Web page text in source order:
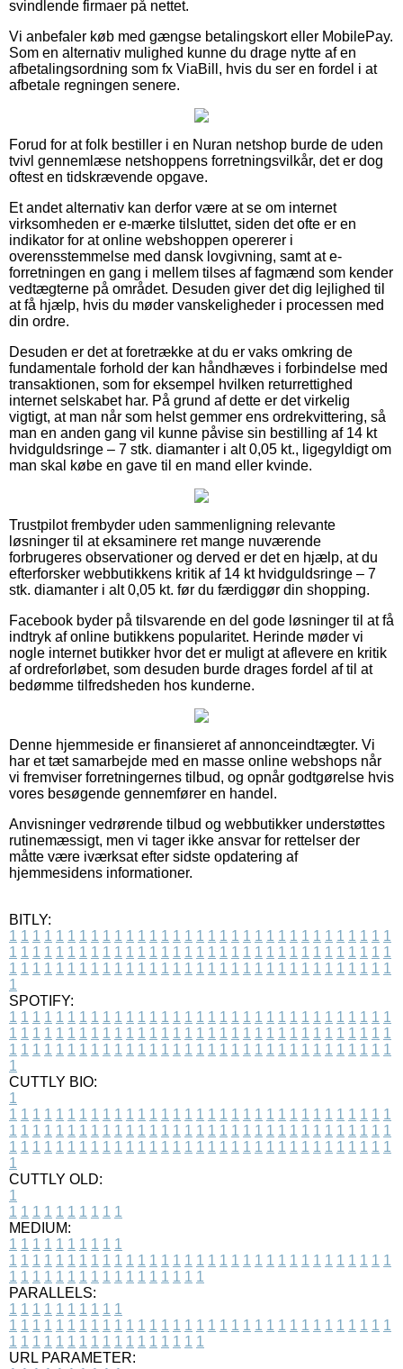
svindlende firmaer på nettet.
Vi anbefaler køb med gængse betalingskort eller MobilePay.
Som en alternativ mulighed kunne du drage nytte af en
afbetalingsordning som fx ViaBill, hvis du ser en fordel i at
afbetale regningen senere.
Forud for at folk bestiller i en Nuran netshop burde de uden
tvivl gennemlæse netshoppens forretningsvilkår, det er dog
oftest en tidskrævende opgave.
Et andet alternativ kan derfor være at se om internet
virksomheden er e-mærke tilsluttet, siden det ofte er en
indikator for at online webshoppen opererer i
overensstemmelse med dansk lovgivning, samt at e-
forretningen en gang i mellem tilses af fagmænd som kender
vedtægterne på området. Desuden giver det dig lejlighed til
at få hjælp, hvis du møder vanskeligheder i processen med
din ordre.
Desuden er det at foretrække at du er vaks omkring de
fundamentale forhold der kan håndhæves i forbindelse med
transaktionen, som for eksempel hvilken returrettighed
internet selskabet har. På grund af dette er det virkelig
vigtigt, at man når som helst gemmer ens ordrekvittering, så
man en anden gang vil kunne påvise sin bestilling af 14 kt
hvidguldsringe – 7 stk. diamanter i alt 0,05 kt., ligegyldigt om
man skal købe en gave til en mand eller kvinde.
Trustpilot frembyder uden sammenligning relevante
løsninger til at eksaminere ret mange nuværende
forbrugeres observationer og derved er det en hjælp, at du
efterforsker webbutikkens kritik af 14 kt hvidguldsringe – 7
stk. diamanter i alt 0,05 kt. før du færdiggør din shopping.
Facebook byder på tilsvarende en del gode løsninger til at få
indtryk af online butikkens popularitet. Herinde møder vi
nogle internet butikker hvor det er muligt at aflevere en kritik
af ordreforløbet, som desuden burde drages fordel af til at
bedømme tilfredsheden hos kunderne.
Denne hjemmeside er finansieret af annonceindtægter. Vi
har et tæt samarbejde med en masse online webshops når
vi fremviser forretningernes tilbud, og opnår godtgørelse hvis
vores besøgende gennemfører en handel.
Anvisninger vedrørende tilbud og webbutikker understøttes
rutinemæssigt, men vi tager ikke ansvar for rettelser der
måtte være iværksat efter sidste opdatering af
hjemmesidens informationer.
BITLY:
1 1 1 1 1 1 1 1 1 1 1 1 1 1 1 1 1 1 1 1 1 1 1 1 1 1 1 1 1 1 1 1 1
1 1 1 1 1 1 1 1 1 1 1 1 1 1 1 1 1 1 1 1 1 1 1 1 1 1 1 1 1 1 1 1 1
1 1 1 1 1 1 1 1 1 1 1 1 1 1 1 1 1 1 1 1 1 1 1 1 1 1 1 1 1 1 1 1 1
1
SPOTIFY:
1 1 1 1 1 1 1 1 1 1 1 1 1 1 1 1 1 1 1 1 1 1 1 1 1 1 1 1 1 1 1 1 1
1 1 1 1 1 1 1 1 1 1 1 1 1 1 1 1 1 1 1 1 1 1 1 1 1 1 1 1 1 1 1 1 1
1 1 1 1 1 1 1 1 1 1 1 1 1 1 1 1 1 1 1 1 1 1 1 1 1 1 1 1 1 1 1 1 1
1
CUTTLY BIO:
1
1 1 1 1 1 1 1 1 1 1 1 1 1 1 1 1 1 1 1 1 1 1 1 1 1 1 1 1 1 1 1 1 1
1 1 1 1 1 1 1 1 1 1 1 1 1 1 1 1 1 1 1 1 1 1 1 1 1 1 1 1 1 1 1 1 1
1 1 1 1 1 1 1 1 1 1 1 1 1 1 1 1 1 1 1 1 1 1 1 1 1 1 1 1 1 1 1 1 1
1
CUTTLY OLD:
1
1 1 1 1 1 1 1 1 1 1
MEDIUM:
1 1 1 1 1 1 1 1 1 1
1 1 1 1 1 1 1 1 1 1 1 1 1 1 1 1 1 1 1 1 1 1 1 1 1 1 1 1 1 1 1 1 1
1 1 1 1 1 1 1 1 1 1 1 1 1 1 1 1 1
PARALLELS:
1 1 1 1 1 1 1 1 1 1
1 1 1 1 1 1 1 1 1 1 1 1 1 1 1 1 1 1 1 1 1 1 1 1 1 1 1 1 1 1 1 1 1
1 1 1 1 1 1 1 1 1 1 1 1 1 1 1 1 1
URL PARAMETER: